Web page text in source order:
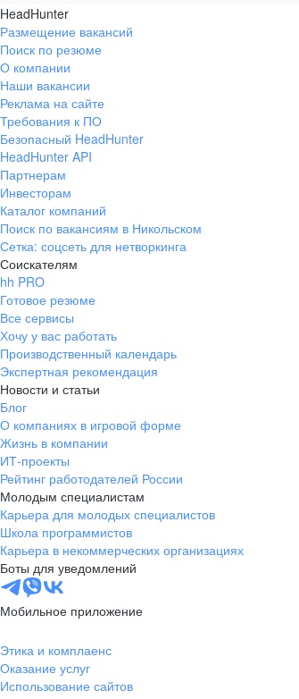
HeadHunter
Размещение вакансий
Поиск по резюме
О компании
Наши вакансии
Реклама на сайте
Требования к ПО
Безопасный HeadHunter
HeadHunter API
Партнерам
Инвесторам
Каталог компаний
Поиск по вакансиям в Никольском
Сетка: соцсеть для нетворкинга
Соискателям
hh PRO
Готовое резюме
Все сервисы
Хочу у вас работать
Производственный календарь
Экспертная рекомендация
Новости и статьи
Блог
О компаниях в игровой форме
Жизнь в компании
ИТ-проекты
Рейтинг работодателей России
Молодым специалистам
Карьера для молодых специалистов
Школа программистов
Карьера в некоммерческих организациях
Боты для уведомлений
Мобильное приложение
Этика и комплаенс
Оказание услуг
Использование сайтов